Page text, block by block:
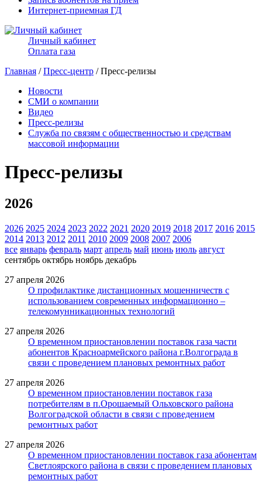
Интернет-приемная ГД
Личный кабинет
Оплата газа
Главная /Пресс-центр / Пресс-релизы
Новости
СМИ о компании
Видео
Пресс-релизы
Служба по связям с общественностью и средствам
массовой информации
Пресс-релизы
2026
2026 2025 2024 2023 2022 2021 2020 2019 2018 2017 2016 2015
2014 2013 2012 2011 2010 2009 2008 2007 2006
все январь февраль март апрель май июнь июль август
сентябрь октябрь ноябрь декабрь
27 апреля 2026
О профилактике дистанционных мошенничеств с
использованием современных информационно –
телекомунникационных технологий
27 апреля 2026
О временном приостановлении поставок газа части
абонентов Красноармейского района г.Волгограда в
связи с проведением плановых ремонтных работ
27 апреля 2026
О временном приостановлении поставок газа
потребителям в п.Орошаемый Ольховского района
Волгоградской области в связи с проведением
ремонтных работ
27 апреля 2026
О временном приостановлении поставок газа абонентам
Светлоярского района в связи с проведением плановых
ремонтных работ